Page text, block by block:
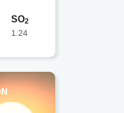
SO2
1.24